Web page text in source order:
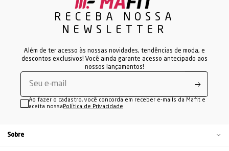
RECEBA NOSSA
NEWSLETTER
Além de ter acesso às nossas novidades, tendências de moda, e
descontos exclusivos! Você ainda garante acesso antecipado aos
nossos lançamentos!
Ao fazer o cadastro, você concorda em receber e-mails da Mafit e
aceita nossaPolítica de Privacidade
Sobre